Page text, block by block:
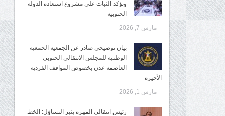
وتؤكد الثبات على مشروع استعادة الدولة
الجنوبية
مارس 7, 2026
بيان توضيحي صادر عن الجمعية الجمعية
الوطنية للمجلس الانتقالي الجنوبي –
العاصمة عدن بخصوص المواقف الفردية
الأخيرة
مارس 1, 2026
رئيس انتقالي المهرة يثير التساؤل: الخط